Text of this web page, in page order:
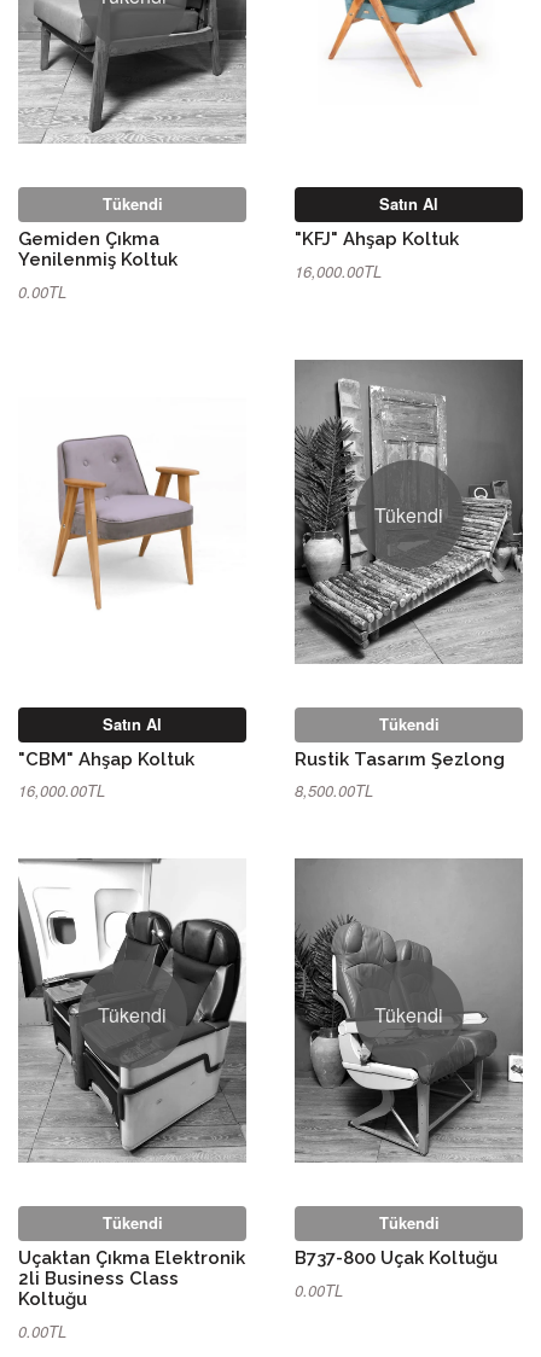
Tükendi
Gemiden Çıkma
Yenilenmiş Koltuk
0.00TL
Satın Al
"KFJ" Ahşap Koltuk
16,000.00TL
Satın Al
"CBM" Ahşap Koltuk
16,000.00TL
Tükendi
Tükendi
Rustik Tasarım Şezlong
8,500.00TL
Tükendi
Tükendi
Uçaktan Çıkma Elektronik
2li Business Class
Koltuğu
0.00TL
Tükendi
Tükendi
B737-800 Uçak Koltuğu
0.00TL